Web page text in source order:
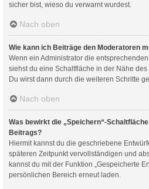
sicher bist, wieso du verwarnt wurdest.
Nach oben
Wie kann ich Beiträge den Moderatoren
Wenn ein Administrator die
siehst du eine Schaltfläche in der Nähe
Du wirst dann durch die weiteren Schritte
Nach oben
Was bewirkt die „Speichern“-
Beitrags?
Hiermit kannst du die geschriebene
späteren Zeitpunkt vervollständigen und
kannst du mit der Funktion „Gespeicherte
persönlichen Bereich erneut laden.